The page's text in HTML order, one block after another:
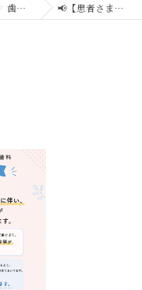
歯科コラム 📢【患者さまへのお知らせ】